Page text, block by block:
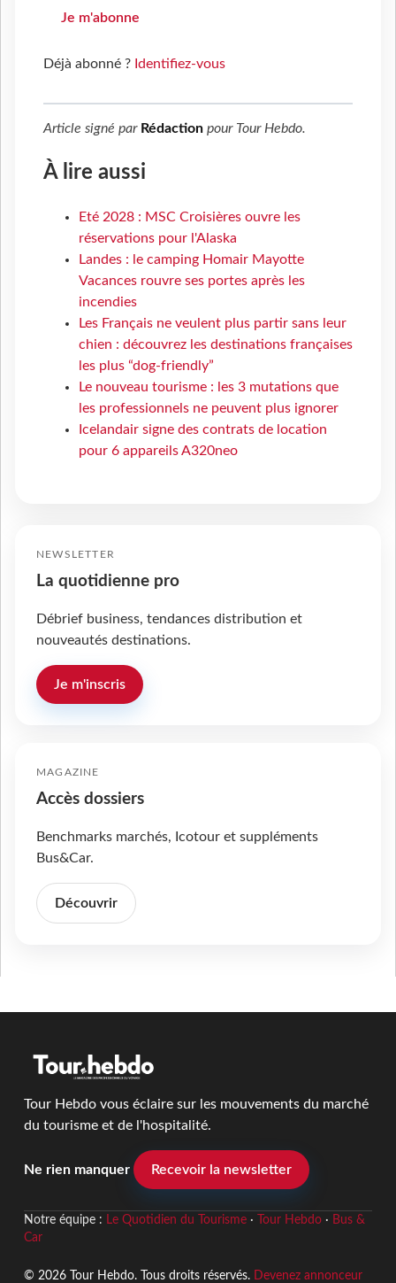
Je m'abonne
Déjà abonné ? Identifiez-vous
Article signé par Rédaction pour Tour Hebdo.
À lire aussi
Eté 2028 : MSC Croisières ouvre les
réservations pour l'Alaska
Landes : le camping Homair Mayotte
Vacances rouvre ses portes après les
incendies
Les Français ne veulent plus partir sans leur
chien : découvrez les destinations françaises
les plus “dog-friendly”
Le nouveau tourisme : les 3 mutations que
les professionnels ne peuvent plus ignorer
Icelandair signe des contrats de location
pour 6 appareils A320neo
NEWSLETTER
La quotidienne pro
Débrief business, tendances distribution et
nouveautés destinations.
Je m'inscris
MAGAZINE
Accès dossiers
Benchmarks marchés, Icotour et suppléments
Bus&Car.
Découvrir
Tour Hebdo vous éclaire sur les mouvements du marché
du tourisme et de l'hospitalité.
Ne rien manquer Recevoir la newsletter
Notre équipe : Le Quotidien du Tourisme· Tour Hebdo· Bus &
Car
© 2026 Tour Hebdo. Tous droits réservés. Devenez annonceur